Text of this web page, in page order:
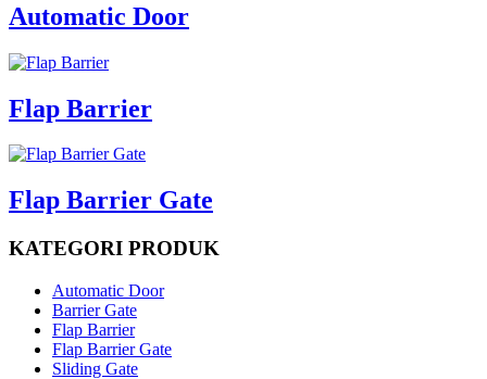
Automatic Door
Flap Barrier
Flap Barrier Gate
KATEGORI PRODUK
Automatic Door
Barrier Gate
Flap Barrier
Flap Barrier Gate
Sliding Gate